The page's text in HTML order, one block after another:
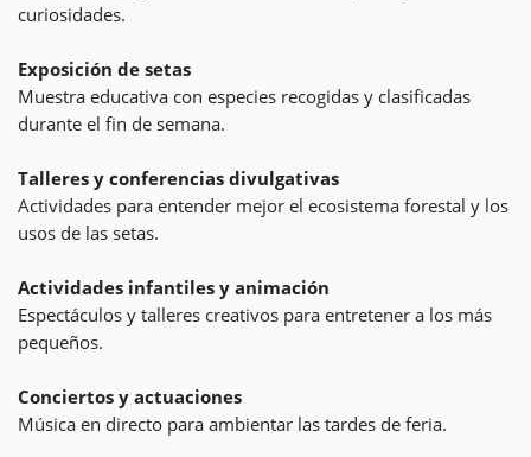
curiosidades.
Exposición de setas
Muestra educativa con especies recogidas y clasificadas
durante el fin de semana.
Talleres y conferencias divulgativas
Actividades para entender mejor el ecosistema forestal y los
usos de las setas.
Actividades infantiles y animación
Espectáculos y talleres creativos para entretener a los más
pequeños.
Conciertos y actuaciones
Música en directo para ambientar las tardes de feria.